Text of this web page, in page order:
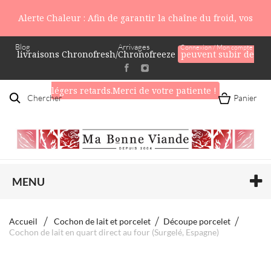
Alerte Chaleur : Afin de garantir la chaîne du froid, vos
livraisons Chronofresh/Chronofreeze peuvent subir de
légers retards.Merci de votre patiente !
Blog Connexion / Mon compte
Arrivages
Chercher Panier
MENU
Accueil Cochon de lait et porcelet
Découpe porcelet
Cochon de lait en quart direct au four (Surgelé, Espagne)